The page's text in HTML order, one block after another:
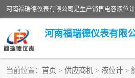
河南福瑞德仪表有限
当前位置： 首页 > 供应商机 > 液位计 >